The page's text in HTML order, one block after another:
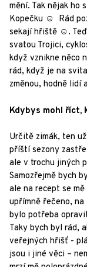
mění. Tak nějak ho
Kopečku ☺ Rád
sekají hřiště ☺. Teď
svatou Trojici,
když vznikne něco
rád, když je na
změnou, hodně lidí
Kdybys mohl říct,
Určitě zimák, ten
příští sezony
ale v trochu jiných
Samozřejmě bych
ale na recept se
upřímně řečeno,
bylo potřeba
Taky bych byl rád,
veřejných hřišť -
jsou i jiné věci –